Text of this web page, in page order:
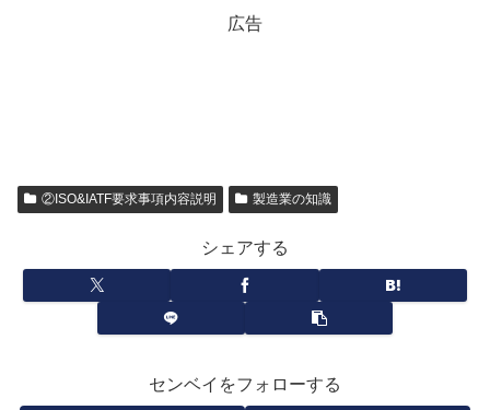
広告
②ISO&IATF要求事項内容説明 製造業の知識
シェアする
センベイをフォローする